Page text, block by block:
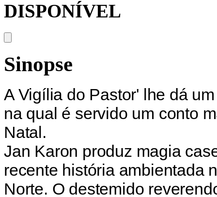
DISPONÍVEL
Sinopse
A Vigília do Pastor' lhe dá
na qual é servido um conto
Natal.
Jan Karon produz magia
recente história ambientada
Norte. O destemido